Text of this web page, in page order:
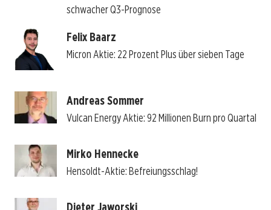
schwacher Q3-Prognose
Felix Baarz
Micron Aktie: 22 Prozent Plus über sieben Tage
Andreas Sommer
Vulcan Energy Aktie: 92 Millionen Burn pro Quartal
Mirko Hennecke
Hensoldt-Aktie: Befreiungsschlag!